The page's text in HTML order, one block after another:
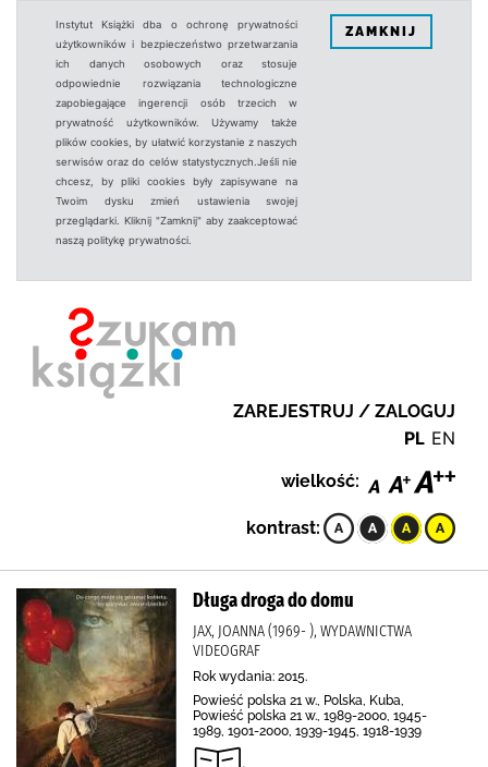
Instytut Książki dba o ochronę prywatności
użytkowników i bezpieczeństwo przetwarzania
ich danych osobowych oraz stosuje
odpowiednie rozwiązania technologiczne
zapobiegające ingerencji osób trzecich w
prywatność użytkowników. Używamy także
plików cookies, by ułatwić korzystanie z naszych
serwisów oraz do celów statystycznych.Jeśli nie
chcesz, by pliki cookies były zapisywane na
Twoim dysku zmień ustawienia swojej
przeglądarki. Kliknij "Zamknij" aby zaakceptować
naszą politykę prywatności.
ZAMKNIJ
ZAREJESTRUJ / ZALOGUJ
PL EN
wielkość:
kontrast:
Długa droga do domu
JAX, JOANNA (1969- ), WYDAWNICTWA
VIDEOGRAF
Rok wydania: 2015.
Powieść polska 21 w., Polska, Kuba,
Powieść polska 21 w., 1989-2000, 1945-
1989, 1901-2000, 1939-1945, 1918-1939